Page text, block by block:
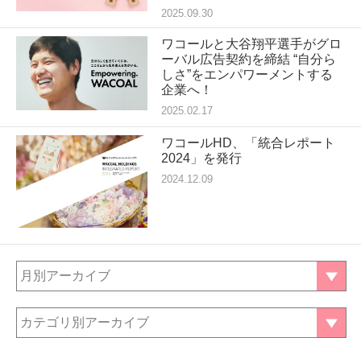
2025.09.30
ワコールと大谷翔平選手がグロ
ーバル広告契約を締結 “自分ら
しさ”をエンパワーメントする
企業へ！
2025.02.17
ワコールHD、「統合レポート
2024」を発行
2024.12.09
月別アーカイブ
カテゴリ別アーカイブ